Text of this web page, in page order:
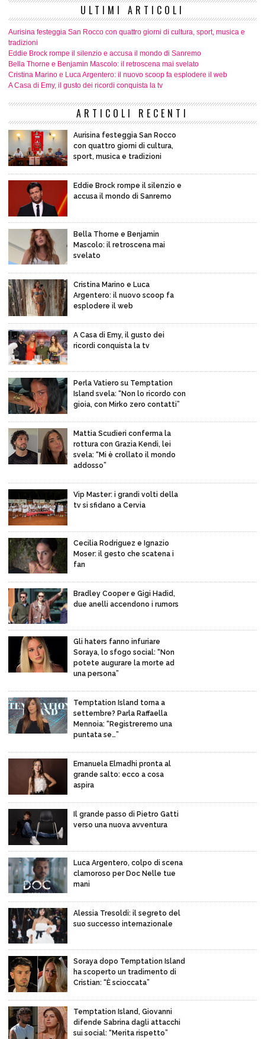
ULTIMI ARTICOLI
Aurisina festeggia San Rocco con quattro giorni di cultura, sport, musica e
tradizioni
Eddie Brock rompe il silenzio e accusa il mondo di Sanremo
Bella Thorne e Benjamin Mascolo: il retroscena mai svelato
Cristina Marino e Luca Argentero: il nuovo scoop fa esplodere il web
A Casa di Emy, il gusto dei ricordi conquista la tv
ARTICOLI RECENTI
Aurisina festeggia San Rocco
con quattro giorni di cultura,
sport, musica e tradizioni
Eddie Brock rompe il silenzio e
accusa il mondo di Sanremo
Bella Thorne e Benjamin
Mascolo: il retroscena mai
svelato
Cristina Marino e Luca
Argentero: il nuovo scoop fa
esplodere il web
A Casa di Emy, il gusto dei
ricordi conquista la tv
Perla Vatiero su Temptation
Island svela: “Non lo ricordo con
gioia, con Mirko zero contatti”
Mattia Scudieri conferma la
rottura con Grazia Kendi, lei
svela: “Mi è crollato il mondo
addosso”
Vip Master: i grandi volti della
tv si sfidano a Cervia
Cecilia Rodriguez e Ignazio
Moser: il gesto che scatena i
fan
Bradley Cooper e Gigi Hadid,
due anelli accendono i rumors
Gli haters fanno infuriare
Soraya, lo sfogo social: “Non
potete augurare la morte ad
una persona”
Temptation Island torna a
settembre? Parla Raffaella
Mennoia: “Registreremo una
puntata se…”
Emanuela Elmadhi pronta al
grande salto: ecco a cosa
aspira
Il grande passo di Pietro Gatti
verso una nuova avventura
Luca Argentero, colpo di scena
clamoroso per Doc Nelle tue
mani
Alessia Tresoldi: il segreto del
suo successo internazionale
Soraya dopo Temptation Island
ha scoperto un tradimento di
Cristian: “È scioccata”
Temptation Island, Giovanni
difende Sabrina dagli attacchi
sui social: “Merita rispetto”